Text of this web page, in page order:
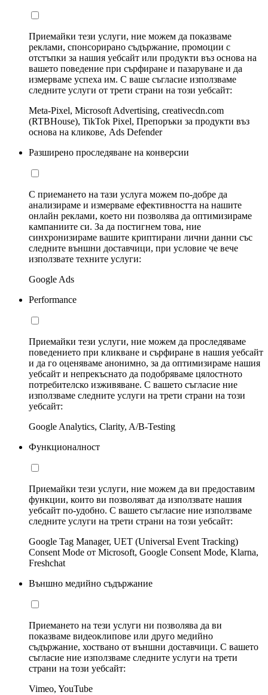
Приемайки тези услуги, ние можем да показваме
реклами, спонсорирано съдържание, промоции с
отстъпки за нашия уебсайт или продукти въз основа на
вашето поведение при сърфиране и пазаруване и да
измерваме успеха им. С ваше съгласие използваме
следните услуги от трети страни на този уебсайт:
Meta-Pixel, Microsoft Advertising, creativecdn.com
(RTBHouse), TikTok Pixel, Препоръки за продукти въз
основа на кликове, Ads Defender
Разширено проследяване на конверсии
С приемането на тази услуга можем по-добре да
анализираме и измерваме ефективността на нашите
онлайн реклами, което ни позволява да оптимизираме
кампаниите си. За да постигнем това, ние
синхронизираме вашите криптирани лични данни със
следните външни доставчици, при условие че вече
използвате техните услуги:
Google Ads
Performance
Приемайки тези услуги, ние можем да проследяваме
поведението при кликване и сърфиране в нашия уебсайт
и да го оценяваме анонимно, за да оптимизираме нашия
уебсайт и непрекъснато да подобряваме цялостното
потребителско изживяване. С вашето съгласие ние
използваме следните услуги на трети страни на този
уебсайт:
Google Analytics, Clarity, A/B-Testing
Функционалност
Приемайки тези услуги, ние можем да ви предоставим
функции, които ви позволяват да използвате нашия
уебсайт по-удобно. С вашето съгласие ние използваме
следните услуги на трети страни на този уебсайт:
Google Tag Manager, UET (Universal Event Tracking)
Consent Mode от Microsoft, Google Consent Mode, Klarna,
Freshchat
Външно медийно съдържание
Приемането на тези услуги ни позволява да ви
показваме видеоклипове или друго медийно
съдържание, хоствано от външни доставчици. С вашето
съгласие ние използваме следните услуги на трети
страни на този уебсайт:
Vimeo, YouTube